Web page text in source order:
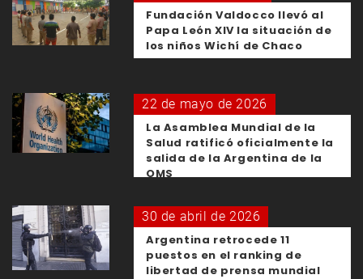
Fundación Valdocco llevó al
Papa León XIV la situación de
los niños Wichí de Chaco
22 de mayo de 2026
La Asamblea Mundial de la
Salud ratificó oficialmente la
salida de la Argentina de la
OMS
30 de abril de 2026
Argentina retrocede 11
puestos en el ranking de
libertad de prensa mundial